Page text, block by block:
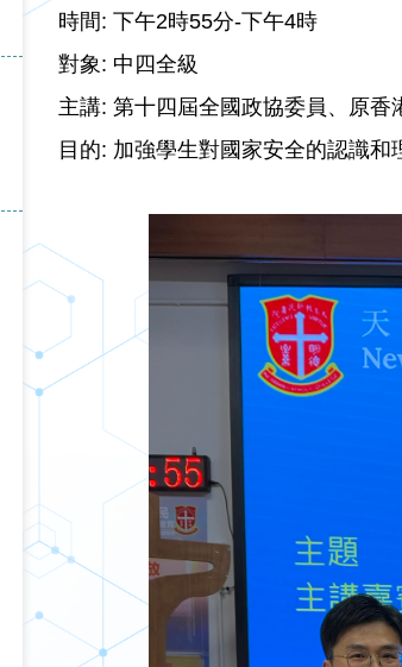
時間: 下午2時55分-下午4時
對象: 中四全級
主講: 第十四屆全國政協委員、原
目的: 加強學生對國家安全的認識和